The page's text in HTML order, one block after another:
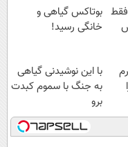
بوتاکس گیاهی و
خانگی رسید!
با این نوشیدنی گیاهی
به جنگ با سموم کبدت
برو